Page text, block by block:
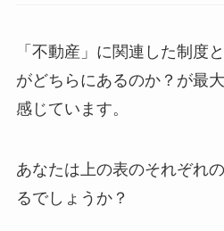
「不動産」に関連した制度
がどちらにあるのか？が最
感じています。
あなたは上の表のそれぞれ
るでしょうか？